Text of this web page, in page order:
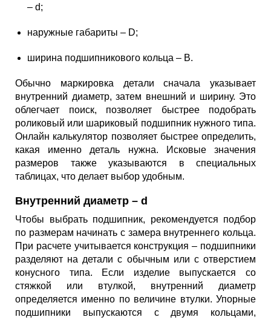
– d;
наружные габариты – D;
ширина подшипникового кольца – В.
Обычно маркировка детали сначала указывает
внутренний диаметр, затем внешний и ширину. Это
облегчает поиск, позволяет быстрее подобрать
роликовый или шариковый подшипник нужного типа.
Онлайн калькулятор позволяет быстрее определить,
какая именно деталь нужна. Исковые значения
размеров также указываются в специальных
таблицах, что делает выбор удобным.
Внутренний диаметр – d
Чтобы выбрать подшипник, рекомендуется подбор
по размерам начинать с замера внутреннего кольца.
При расчете учитывается конструкция – подшипники
разделяют на детали с обычным или с отверстием
конусного типа. Если изделие выпускается со
стяжкой или втулкой, внутренний диаметр
определяется именно по величине втулки. Упорные
подшипники выпускаются с двумя кольцами,